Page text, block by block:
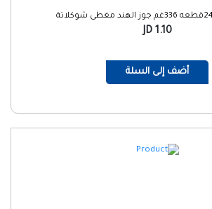
1.10 JD
أضف إلى السلة